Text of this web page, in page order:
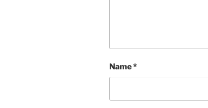
Name*